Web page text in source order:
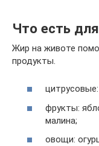
Что есть
Жир на животе
продукты.
фрукты:
малина;
овощи: